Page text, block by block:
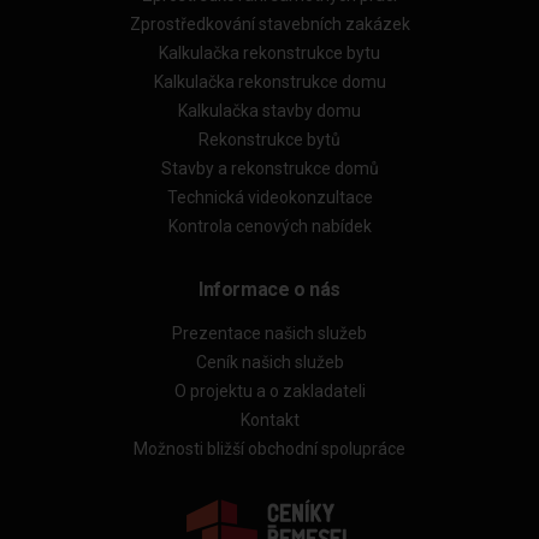
Zprostředkování stavebních zakázek
Kalkulačka rekonstrukce bytu
Kalkulačka rekonstrukce domu
Kalkulačka stavby domu
Rekonstrukce bytů
Stavby a rekonstrukce domů
Technická videokonzultace
Kontrola cenových nabídek
Informace o nás
Prezentace našich služeb
Ceník našich služeb
O projektu a o zakladateli
Kontakt
Možnosti bližší obchodní spolupráce